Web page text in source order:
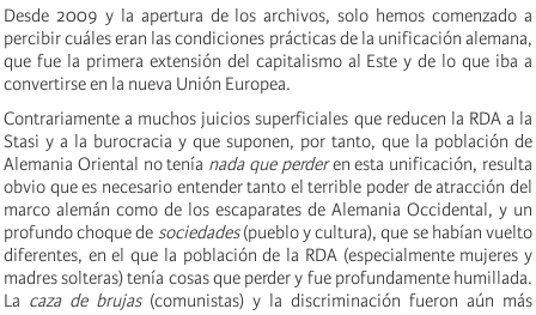
Desde 2009 y la apertura de los archivos, solo hemos comenzado a
percibir cuáles eran las condiciones prácticas de la unificación alemana,
que fue la primera extensión del capitalismo al Este y de lo que iba a
convertirse en la nueva Unión Europea.
Contrariamente a muchos juicios superficiales que reducen la RDA a la
Stasi y a la burocracia y que suponen, por tanto, que la población de
Alemania Oriental no tenía nada que perderen esta unificación, resulta
obvio que es necesario entender tanto el terrible poder de atracción del
marco alemán como de los escaparates de Alemania Occidental, y un
profundo choque de sociedades(pueblo y cultura), que se habían vuelto
diferentes, en el que la población de la RDA (especialmente mujeres y
madres solteras) tenía cosas que perder y fue profundamente humillada.
La caza de brujas(comunistas) y la discriminación fueron aún más